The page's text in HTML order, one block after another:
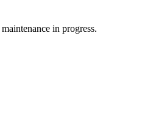
in progress.